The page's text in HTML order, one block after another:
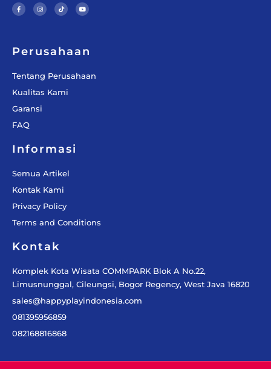
c
e
b
f
s
t
a
k
t
o
u
t
u
Perusahaan
Tentang Perusahaan
Kualitas Kami
Garansi
FAQ
Informasi
Semua Artikel
Kontak Kami
Privacy Policy
Terms and Conditions
Kontak
Komplek Kota Wisata COMMPARK Blok A No.22,
Limusnunggal, Cileungsi, Bogor Regency, West Java 16820
sales@happyplayindonesia.com
081395956859
082168816868